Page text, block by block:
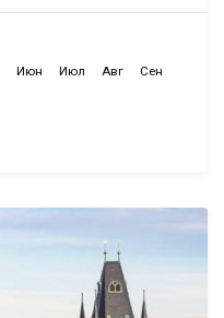
Июн Июл Авг
Сен